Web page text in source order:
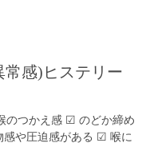
感)ヒステリー
のつかえ感 ☑︎ のどか締め
や圧迫感がある ☑︎ 喉に